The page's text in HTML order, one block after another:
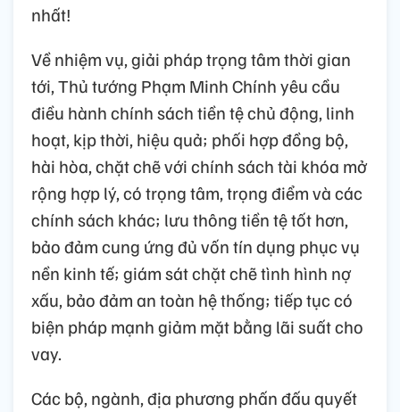
nhất!
Về nhiệm vụ, giải pháp trọng tâm thời gian
tới, Thủ tướng Phạm Minh Chính yêu cầu
điều hành chính sách tiền tệ chủ động, linh
hoạt, kịp thời, hiệu quả; phối hợp đồng bộ,
hài hòa, chặt chẽ với chính sách tài khóa mở
rộng hợp lý, có trọng tâm, trọng điểm và các
chính sách khác; lưu thông tiền tệ tốt hơn,
bảo đảm cung ứng đủ vốn tín dụng phục vụ
nền kinh tế; giám sát chặt chẽ tình hình nợ
xấu, bảo đảm an toàn hệ thống; tiếp tục có
biện pháp mạnh giảm mặt bằng lãi suất cho
vay.
Các bộ, ngành, địa phương phấn đấu quyết